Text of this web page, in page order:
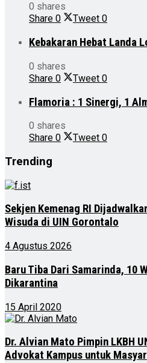
0 shares
Share 0 Tweet 0
Kebakaran Hebat Landa
0 shares
Share 0 Tweet 0
Flamoria : 1 Sinergi, 1
0 shares
Share 0 Tweet 0
Trending
Sekjen Kemenag RI
Wisuda di UIN Gorontalo
4 Agustus 2026
Baru Tiba Dari Samarinda, 10
Dikarantina
15 April 2020
Dr. Alvian Mato Pimpin LKBH
Advokat Kampus untuk